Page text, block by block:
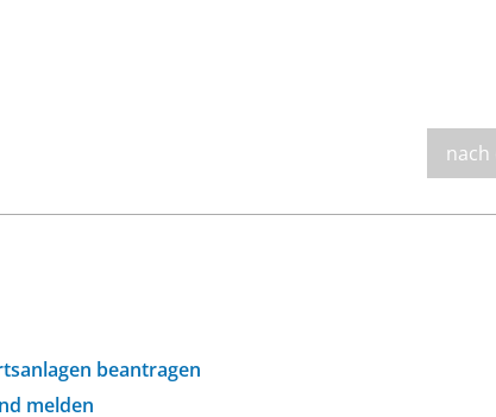
nach
beantragen
melden